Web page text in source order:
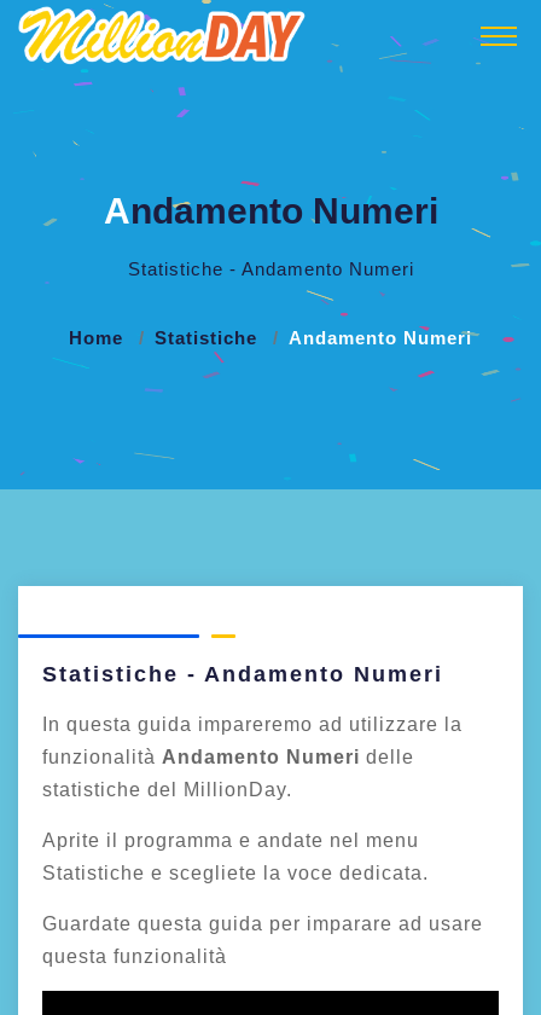
Andamento Numeri
Statistiche - Andamento Numeri
Home Statistiche Andamento Numeri
Statistiche - Andamento Numeri
In questa guida impareremo ad utilizzare la
funzionalità Andamento Numeri delle
statistiche del MillionDay.
Aprite il programma e andate nel menu
Statistiche e scegliete la voce dedicata.
Guardate questa guida per imparare ad usare
questa funzionalità